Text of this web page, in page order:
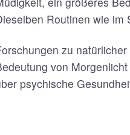
Routinen wie im
zu
von
psychische